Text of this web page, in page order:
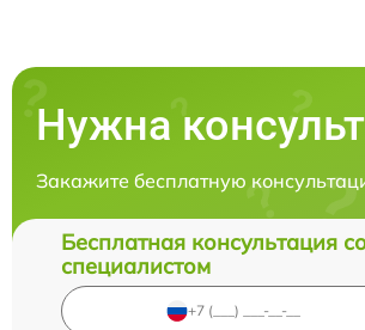
Нужна
Закажите бесплатную
Бесплатная консультация
специалистом